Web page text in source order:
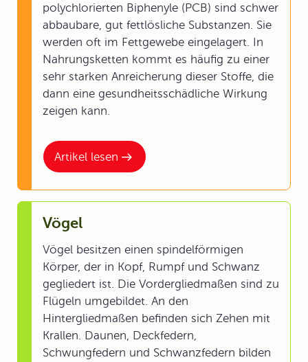
Artikel lesen
polychlorierten Biphenyle (PCB) sind schwer
abbaubare, gut fettlösliche Substanzen. Sie
werden oft im Fettgewebe eingelagert. In
Nahrungsketten kommt es häufig zu einer
sehr starken Anreicherung dieser Stoffe, die
dann eine gesundheitsschädliche Wirkung
zeigen kann.
Vögel
Vögel besitzen einen spindelförmigen
Körper, der in Kopf, Rumpf und Schwanz
gegliedert ist. Die Vordergliedmaßen sind zu
Flügeln umgebildet. An den
Hintergliedmaßen befinden sich Zehen mit
Krallen. Daunen, Deckfedern,
Schwungfedern und Schwanzfedern bilden